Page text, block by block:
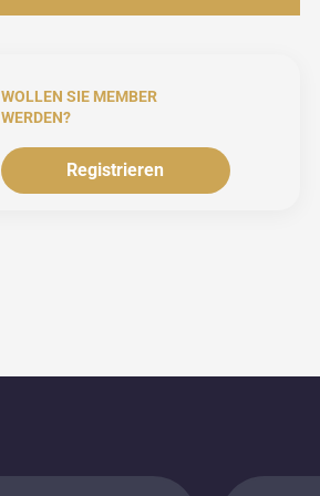
WOLLEN SIE MEMBER
WERDEN?
Registrieren